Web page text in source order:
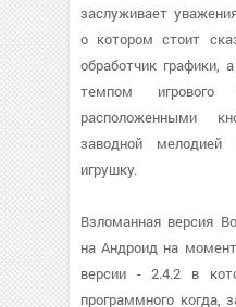
заслуживает
о котором стоит
обработчик
темпом
расположенными
заводной
игрушку.
Взломанная версия
на Андроид на
версии - 2.4.2 в
программного когда,